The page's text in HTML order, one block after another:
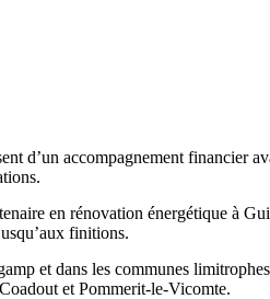
d’un accompagnement financier
en rénovation énergétique à
finitions.
et dans les communes
et Pommerit-le-Vicomte.